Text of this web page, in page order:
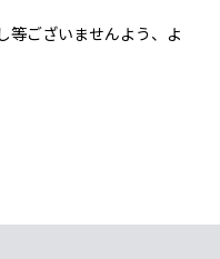
等ございませんよう、よ